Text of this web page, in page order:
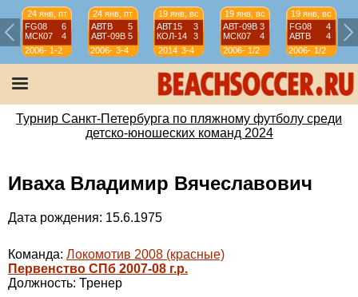
24 янв, пт
FG08
6
МСК07
4
2006-
07
1-2
24 янв, пт
АВТВ
5
АВТ-09B 5
2006-
07
3-4
19 янв, вс
АВТ15
3
КОЛ-14
3
2014 3-4
19 янв, вс
АВТ-09B 3
МСК07
4
2006-
07
1/2
19 янв, вс
FG08
4
АВТВ
4
2006-
07
1/2
Турнир Санкт-Петербурга по пляжному футболу среди
детско-юношеских команд 2024
Иваха Владимир Вячеславович
Дата рождения: 15.6.1975
Команда: Локомотив 2008 (красные)
Первенство СПб 2007-08 г.р.
Должность: Тренер